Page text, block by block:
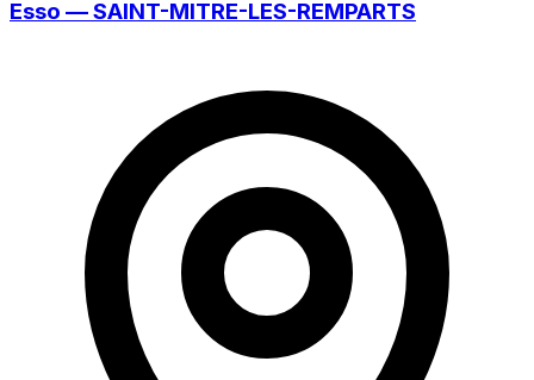
Esso — SAINT-MITRE-LES-REMPARTS